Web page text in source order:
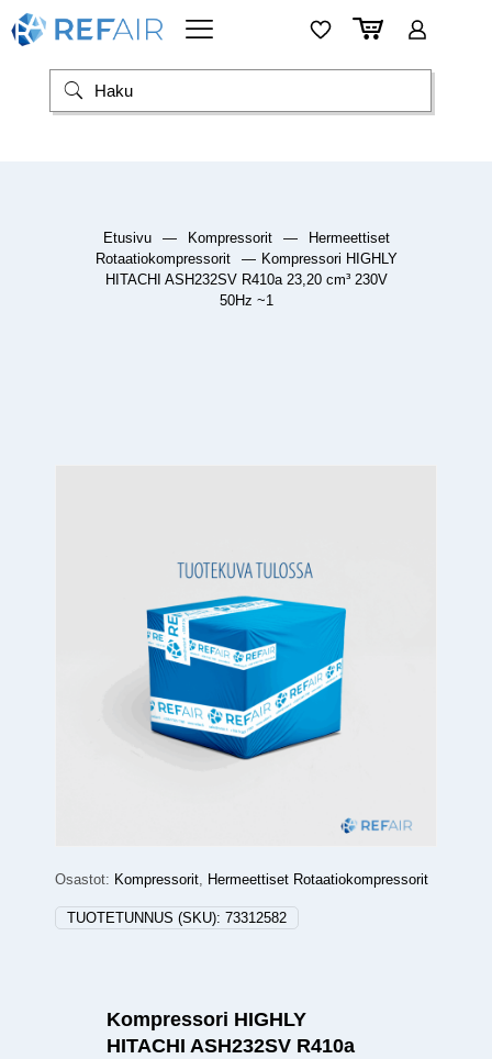
Etusivu — Kompressorit —
Hermeettiset
Rotaatiokompressorit
— Kompressori HIGHLY
HITACHI ASH232SV R410a 23,20 cm³ 230V
50Hz ~1
Osastot: Kompressorit, Hermeettiset Rotaatiokompressorit
TUOTETUNNUS (SKU): 73312582
Kompressori HIGHLY
HITACHI ASH232SV R410a